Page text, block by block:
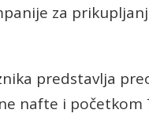
za
predstavlja
nafte i